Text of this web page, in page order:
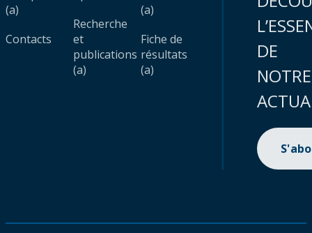
(a)
Contacts
Recherche
et
publications
(a)
(a)
Fiche de
résultats
(a)
DE
NOTRE